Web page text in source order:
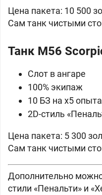
Цена пакета: 10 500
Сам танк чистыми
Танк M56
Слот в ангаре
100% экипаж
10 БЗ на x5
2D-стиль
Цена пакета: 5 300
Сам танк чистыми
Дополнительно
стили «Пенальти» и